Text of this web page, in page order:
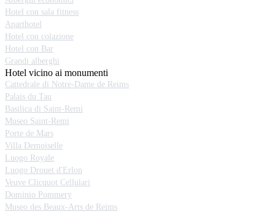
Hotel con sala fitness
Aparthotel
Hotel con colazione
Hotel con Bar
Grandi alberghi
Hotel vicino ai monumenti
Cattedrale di Notre-Dame de Reims
Palais du Tau
Basilica di Saint-Remi
Museo Saint-Remi
Porte de Mars
Villa Demoiselle
Luogo Royale
Luogo Drouet d'Erlon
Veuve Clicquot Cellulari
Dominio Pommery
Museo des Beaux-Arts de Reims